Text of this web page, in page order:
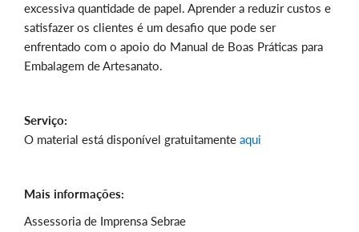
excessiva quantidade de papel. Aprender a reduzir custos e
satisfazer os clientes é um desafio que pode ser
enfrentado com o apoio do Manual de Boas Práticas para
Embalagem de Artesanato.
Serviço:
O material está disponível gratuitamente aqui
Mais informações:
Assessoria de Imprensa Sebrae